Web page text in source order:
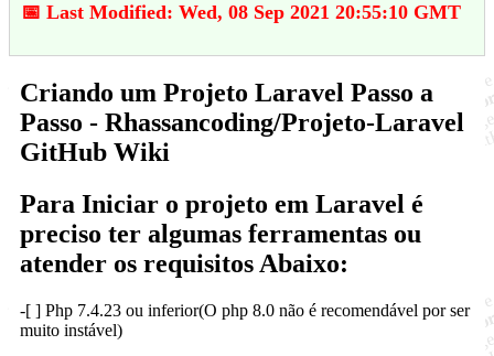
📅 Last Modified: Wed, 08 Sep 2021 20:55:10 GMT
Criando um Projeto Laravel Passo a
Passo - Rhassancoding/Projeto-Laravel
GitHub Wiki
Para Iniciar o projeto em Laravel é
preciso ter algumas ferramentas ou
atender os requisitos Abaixo:
-[ ] Php 7.4.23 ou inferior(O php 8.0 não é recomendável por ser
muito instável)